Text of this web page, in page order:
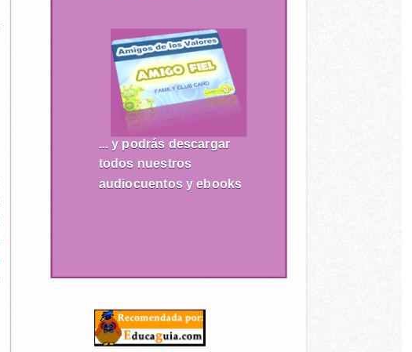
... y podrás descargar
todos nuestros
audiocuentos y ebooks